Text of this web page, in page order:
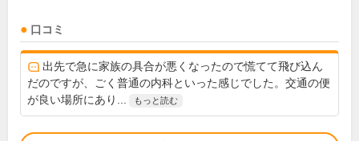
口コミ
出先で急に家族の具合が悪くなったので慌てて飛び込ん
だのですが、ごく普通の内科といった感じでした。交通の便
が良い場所にあり...
もっと読む